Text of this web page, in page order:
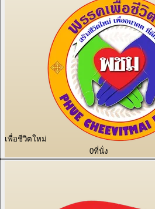
เพื่อชีวิตใหม่
0ที่นั่ง